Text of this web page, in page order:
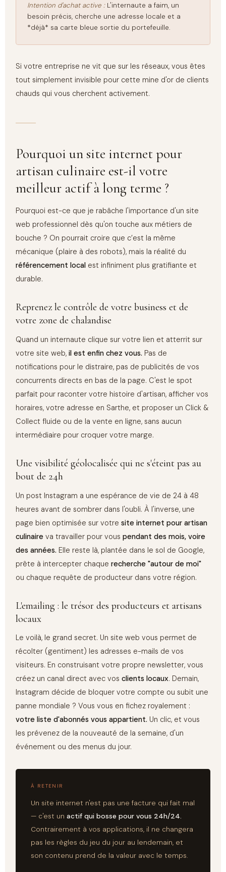
Intention d'achat active :L'internaute a faim, un
besoin précis, cherche une adresse locale et a
*déjà* sa carte bleue sortie du portefeuille.
Si votre entreprise ne vit que sur les réseaux, vous êtes
tout simplement invisible pour cette mine d'or de clients
chauds qui vous cherchent activement.
Pourquoi un site internet pour
artisan culinaire est-il votre
meilleur actif à long terme ?
Pourquoi est-ce que je rabâche l'importance d'un site
web professionnel dès qu'on touche aux métiers de
bouche ? On pourrait croire que c’est la même
mécanique (plaire à des robots), mais la réalité du
référencement local est infiniment plus gratifiante et
durable.
Reprenez le contrôle de votre business et de
votre zone de chalandise
Quand un internaute clique sur votre lien et atterrit sur
votre site web,il est enfin chez vous. Pas de
notifications pour le distraire, pas de publicités de vos
concurrents directs en bas de la page. C'est le spot
parfait pour raconter votre histoire d'artisan, afficher vos
horaires, votre adresse en Sarthe, et proposer un Click &
Collect fluide ou de la vente en ligne, sans aucun
intermédiaire pour croquer votre marge.
Une visibilité géolocalisée qui ne s'éteint pas au
bout de 24h
Un post Instagram a une espérance de vie de 24 à 48
heures avant de sombrer dans l'oubli. À l'inverse, une
page bien optimisée sur votresite internet pour artisan
culinaire va travailler pour vouspendant des mois, voire
des années. Elle reste là, plantée dans le sol de Google,
prête à intercepter chaquerecherche "autour de moi"
ou chaque requête de producteur dans votre région.
L'emailing : le trésor des producteurs et artisans
locaux
Le voilà, le grand secret. Un site web vous permet de
récolter (gentiment) les adresses e-mails de vos
visiteurs. En construisant votre propre newsletter, vous
créez un canal direct avec vosclients locaux. Demain,
Instagram décide de bloquer votre compte ou subit une
panne mondiale ? Vous vous en fichez royalement :
votre liste d'abonnés vous appartient. Un clic, et vous
les prévenez de la nouveauté de la semaine, d'un
événement ou des menus du jour.
À RETENIR
Un site internet n'est pas une facture qui fait mal
— c'est un actif qui bosse pour vous 24h/24.
Contrairement à vos applications, il ne changera
pas les règles du jeu du jour au lendemain, et
son contenu prend de la valeur avec le temps.